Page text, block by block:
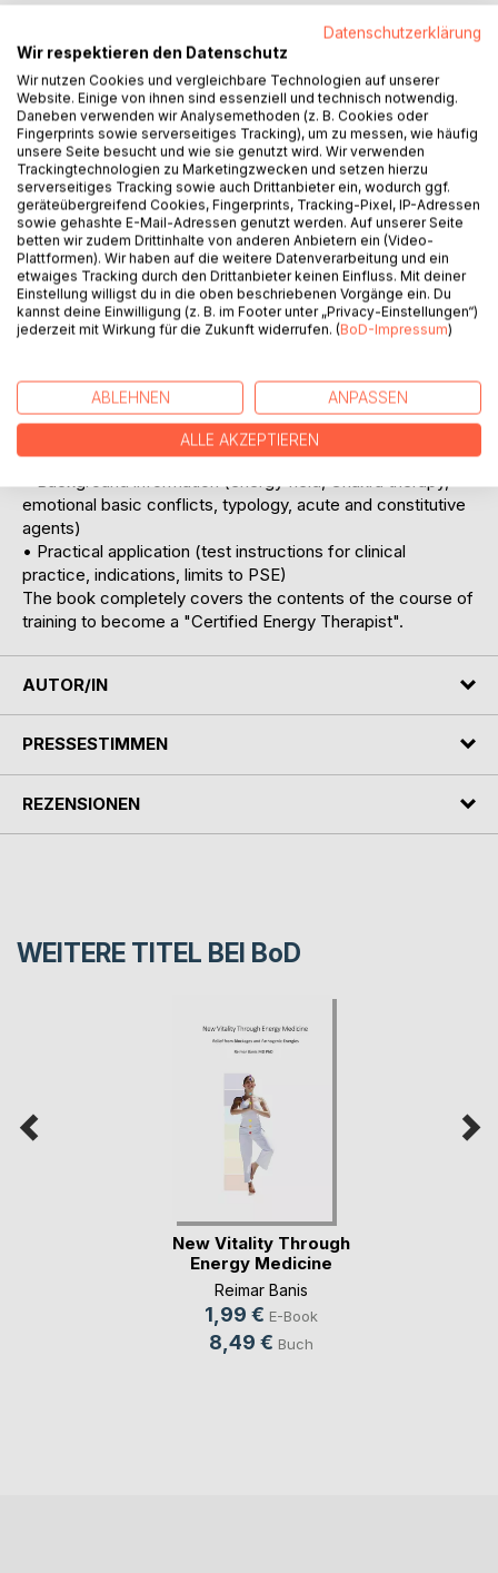
BESCHREIBUNG
Unresolved emotional conflicts can lead to disease.
Eliminating them breaks up psychoenergetic blocks. This
book shows you how it’s done.
With the aid of a special test device, therapists can first
determine the extent of patient subtle energy on all four
energy levels (Vital, Emotional, Mental, Causal). Next, with
the aid of special homeopathic compound agents, they can
pinpoint patients’ hidden emotional conflicts, which are the
main causes of energy blocks. A few months of conflict
after which life energy can once again flow at full strength.
This training and practice manual conveys the following:
• The methodical tools of the trade for therapists (test
device, testing instructions, organ test kit)
emotional basic conflicts, typology, acute and constitutive
agents)
• Practical application (test instructions for clinical
practice, indications, limits to PSE)
The book completely covers the contents of the course of
training to become a "Certified Energy Therapist".
AUTOR/IN
PRESSESTIMMEN
REZENSIONEN
WEITERE TITEL BEI BoD
New Vitality Through
Energy Medicine
Reimar Banis
1,99 € E-Book
8,49 € Buch
Datenschutzerklärung
Wir respektieren den Datenschutz
Wir nutzen Cookies und vergleichbare Technologien auf unserer
Website. Einige von ihnen sind essenziell und technisch notwendig.
Daneben verwenden wir Analysemethoden (z. B. Cookies oder
Fingerprints sowie serverseitiges Tracking), um zu messen, wie häufig
unsere Seite besucht und wie sie genutzt wird. Wir verwenden
Trackingtechnologien zu Marketingzwecken und setzen hierzu
serverseitiges Tracking sowie auch Drittanbieter ein, wodurch ggf.
geräteübergreifend Cookies, Fingerprints, Tracking-Pixel, IP-Adressen
sowie gehashte E-Mail-Adressen genutzt werden. Auf unserer Seite
betten wir zudem Drittinhalte von anderen Anbietern ein (Video-
Plattformen). Wir haben auf die weitere Datenverarbeitung und ein
etwaiges Tracking durch den Drittanbieter keinen Einfluss. Mit deiner
Einstellung willigst du in die oben beschriebenen Vorgänge ein. Du
kannst deine Einwilligung (z. B. im Footer unter „Privacy-Einstellungen“)
jederzeit mit Wirkung für die Zukunft widerrufen. (BoD-Impressum)
ABLEHNEN ANPASSEN
ALLE AKZEPTIEREN